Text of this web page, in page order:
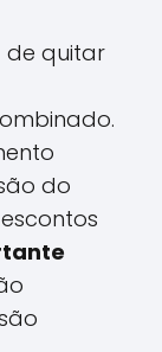
de quitar
do